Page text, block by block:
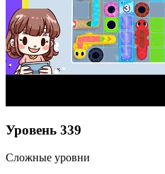
Уровень 339
Сложные уровни